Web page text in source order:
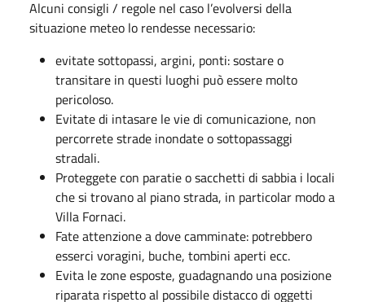
Alcuni consigli / regole nel caso l’evolversi della
situazione meteo lo rendesse necessario:
evitate sottopassi, argini, ponti: sostare o
transitare in questi luoghi può essere molto
pericoloso.
Evitate di intasare le vie di comunicazione, non
percorrete strade inondate o sottopassaggi
stradali.
Proteggete con paratie o sacchetti di sabbia i locali
che si trovano al piano strada, in particolar modo a
Villa Fornaci.
Fate attenzione a dove camminate: potrebbero
esserci voragini, buche, tombini aperti ecc.
Evita le zone esposte, guadagnando una posizione
riparata rispetto al possibile distacco di oggetti